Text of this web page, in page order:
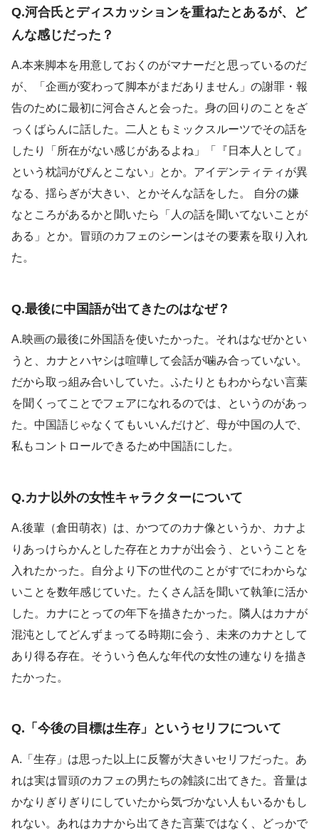
Q.河合氏とディスカッションを重ねたとあるが、ど
んな感じだった？
A.本来脚本を用意しておくのがマナーだと思っているのだ
が、「企画が変わって脚本がまだありません」の謝罪・報
告のために最初に河合さんと会った。身の回りのことをざ
っくばらんに話した。二人ともミックスルーツでその話を
したり「所在がない感じがあるよね」「『日本人として』
という枕詞がぴんとこない」とか。アイデンティティが異
なる、揺らぎが大きい、とかそんな話をした。 自分の嫌
なところがあるかと聞いたら「人の話を聞いてないことが
ある」とか。冒頭のカフェのシーンはその要素を取り入れ
た。
Q.最後に中国語が出てきたのはなぜ？
A.映画の最後に外国語を使いたかった。それはなぜかとい
うと、カナとハヤシは喧嘩して会話が噛み合っていない。
だから取っ組み合いしていた。ふたりともわからない言葉
を聞くってことでフェアになれるのでは、というのがあっ
た。中国語じゃなくてもいいんだけど、母が中国の人で、
私もコントロールできるため中国語にした。
Q.カナ以外の女性キャラクターについて
A.後輩（倉田萌衣）は、かつてのカナ像というか、カナよ
りあっけらかんとした存在とカナが出会う、ということを
入れたかった。自分より下の世代のことがすでにわからな
いことを数年感じていた。たくさん話を聞いて執筆に活か
した。カナにとっての年下を描きたかった。隣人はカナが
混沌としてどんずまってる時期に会う、未来のカナとして
あり得る存在。そういう色んな年代の女性の連なりを描き
たかった。
Q.「今後の目標は生存」というセリフについて
A.「生存」は思った以上に反響が大きいセリフだった。あ
れは実は冒頭のカフェの男たちの雑談に出てきた。音量は
かなりぎりぎりにしていたから気づかない人もいるかもし
れない。あれはカナから出てきた言葉ではなく、どっかで